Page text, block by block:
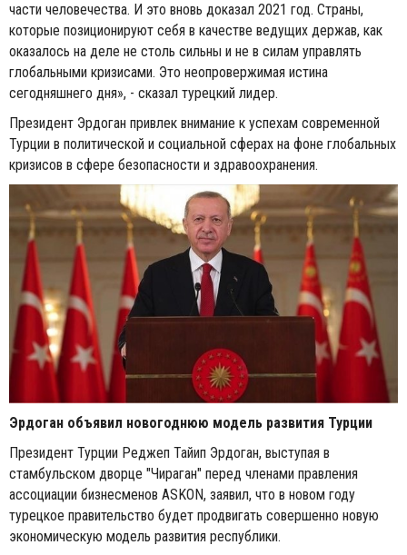
части человечества. И это вновь доказал 2021 год. Страны,
которые позиционируют себя в качестве ведущих держав, как
оказалось на деле не столь сильны и не в силам управлять
глобальными кризисами. Это неопровержимая истина
сегодняшнего дня», - сказал турецкий лидер.
Президент Эрдоган привлек внимание к успехам современной
Турции в политической и социальной сферах на фоне глобальных
кризисов в сфере безопасности и здравоохранения.
Эрдоган объявил новогоднюю модель развития Турции
Президент Турции Реджеп Тайип Эрдоган, выступая в
стамбульском дворце "Чираган" перед членами правления
ассоциации бизнесменов ASKON, заявил, что в новом году
турецкое правительство будет продвигать совершенно новую
экономическую модель развития республики.